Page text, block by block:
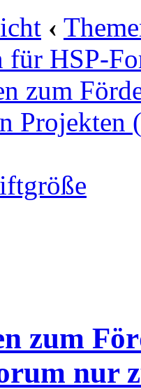
‹
für HSP-
zum
Projekten
zum
nur